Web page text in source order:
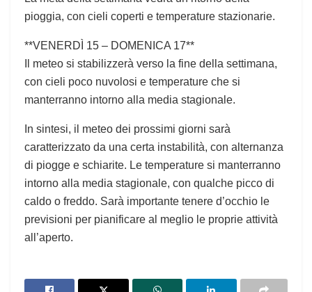
pioggia, con cieli coperti e temperature stazionarie.
**VENERDÌ 15 – DOMENICA 17**
Il meteo si stabilizzerà verso la fine della settimana,
con cieli poco nuvolosi e temperature che si
manterranno intorno alla media stagionale.
In sintesi, il meteo dei prossimi giorni sarà
caratterizzato da una certa instabilità, con alternanza
di piogge e schiarite. Le temperature si manterranno
intorno alla media stagionale, con qualche picco di
caldo o freddo. Sarà importante tenere d’occhio le
previsioni per pianificare al meglio le proprie attività
all’aperto.